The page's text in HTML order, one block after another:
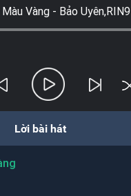
Vàng - Bảo Uyên,RIN9
Lời bài hát